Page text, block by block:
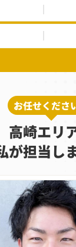
お任せくださ
高崎エリ
が担当し